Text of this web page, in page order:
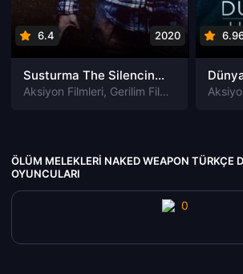
6.4 2020
Susturma The Silencing izle
Aksiyon Filmleri, Gerilim Filmleri Gizem
ÖLÜM MELEKLERI NAKED WEAPON TÜRKÇE
OYUNCULARI